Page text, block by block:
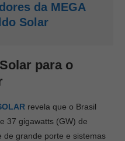
da MEGA
Solar
para o
revela que o Brasil
37 gigawatts (GW) de
de grande porte e sistemas